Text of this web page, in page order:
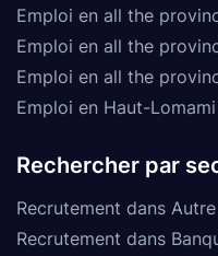
Emploi en all the
Emploi en all the
Emploi en all the
Emploi en Haut-Lomami
Rechercher par
Recrutement dans Autre
Recrutement dans